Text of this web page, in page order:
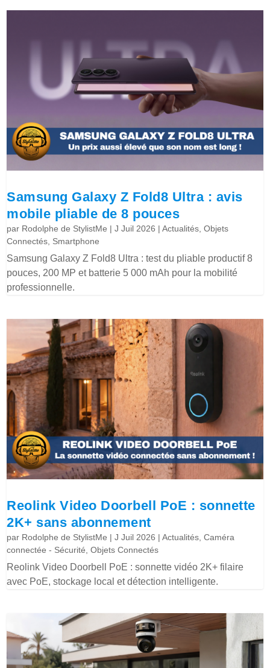
Samsung Galaxy Z Fold8 Ultra : avis
mobile pliable de 8 pouces
par Rodolphe de StylistMe |J Juil 2026 |Actualités,Objets
Connectés, Smartphone
Samsung Galaxy Z Fold8 Ultra : test du pliable productif 8
pouces, 200 MP et batterie 5 000 mAh pour la mobilité
professionnelle.
Reolink Video Doorbell PoE : sonnette
2K+ sans abonnement
par Rodolphe de StylistMe |J Juil 2026 |Actualités,Caméra
connectée - Sécurité,Objets Connectés
Reolink Video Doorbell PoE : sonnette vidéo 2K+ filaire
avec PoE, stockage local et détection intelligente.